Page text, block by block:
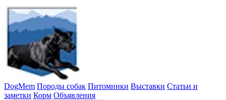
DogMem Породы собак Питомники Выставки Статьи и
заметки Корм Объявления